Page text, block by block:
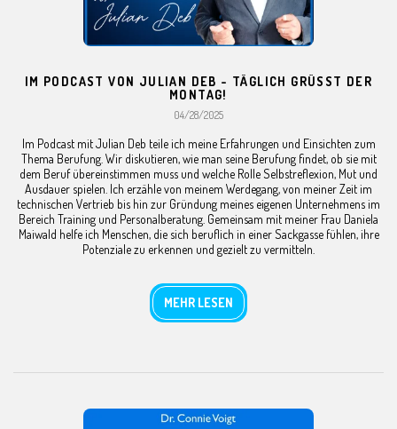
IM PODCAST VON JULIAN DEB - TÄGLICH GRÜSST DER
MONTAG!
04/28/2025
Im Podcast mit Julian Deb teile ich meine Erfahrungen und Einsichten zum
Thema Berufung. Wir diskutieren, wie man seine Berufung findet, ob sie mit
dem Beruf übereinstimmen muss und welche Rolle Selbstreflexion, Mut und
Ausdauer spielen. Ich erzähle von meinem Werdegang, von meiner Zeit im
technischen Vertrieb bis hin zur Gründung meines eigenen Unternehmens im
Bereich Training und Personalberatung. Gemeinsam mit meiner Frau Daniela
Maiwald helfe ich Menschen, die sich beruflich in einer Sackgasse fühlen, ihre
Potenziale zu erkennen und gezielt zu vermitteln.
MEHR LESEN